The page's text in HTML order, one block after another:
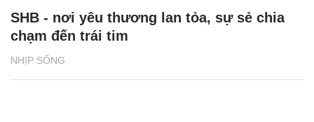
NHỊP SỐNG
SHB - nơi yêu thương lan tỏa, sự sẻ chia
chạm đến trái tim